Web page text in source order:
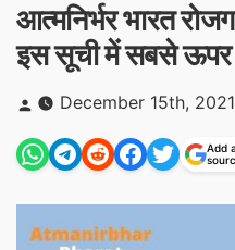
आत्मनिर्भर भारत
इस सूची में सबसे ऊपर
Posted
by
December 15th,
Add